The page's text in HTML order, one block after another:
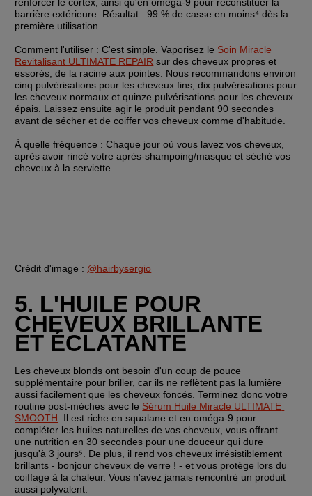
renforcer le cortex, ainsi qu'en oméga-9 pour reconstituer la
barrière extérieure. Résultat : 99 % de casse en moins⁴ dès la
première utilisation.
Comment l'utiliser : C'est simple. Vaporisez le Soin Miracle
Revitalisant ULTIMATE REPAIR sur des cheveux propres et
essorés, de la racine aux pointes. Nous recommandons environ
cinq pulvérisations pour les cheveux fins, dix pulvérisations pour
les cheveux normaux et quinze pulvérisations pour les cheveux
épais. Laissez ensuite agir le produit pendant 90 secondes
avant de sécher et de coiffer vos cheveux comme d'habitude.
À quelle fréquence : Chaque jour où vous lavez vos cheveux,
après avoir rincé votre après-shampoing/masque et séché vos
cheveux à la serviette.
Crédit d'image : @hairbysergio
5. L'HUILE POUR
CHEVEUX BRILLANTE
ET ÉCLATANTE
Les cheveux blonds ont besoin d'un coup de pouce
supplémentaire pour briller, car ils ne reflètent pas la lumière
aussi facilement que les cheveux foncés. Terminez donc votre
routine post-mèches avec le Sérum Huile Miracle ULTIMATE
SMOOTH. Il est riche en squalane et en oméga-9 pour
compléter les huiles naturelles de vos cheveux, vous offrant
une nutrition en 30 secondes pour une douceur qui dure
jusqu'à 3 jours⁵. De plus, il rend vos cheveux irrésistiblement
brillants - bonjour cheveux de verre ! - et vous protège lors du
coiffage à la chaleur. Vous n'avez jamais rencontré un produit
aussi polyvalent.